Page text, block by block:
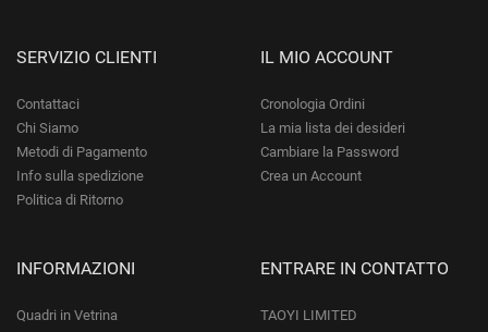
SERVIZIO CLIENTI
Contattaci
Chi Siamo
Metodi di Pagamento
Info sulla spedizione
Politica di Ritorno
IL MIO ACCOUNT
Cronologia Ordini
La mia lista dei desideri
Cambiare la Password
Crea un Account
INFORMAZIONI
Quadri in Vetrina
ENTRARE IN CONTATTO
TAOYI LIMITED